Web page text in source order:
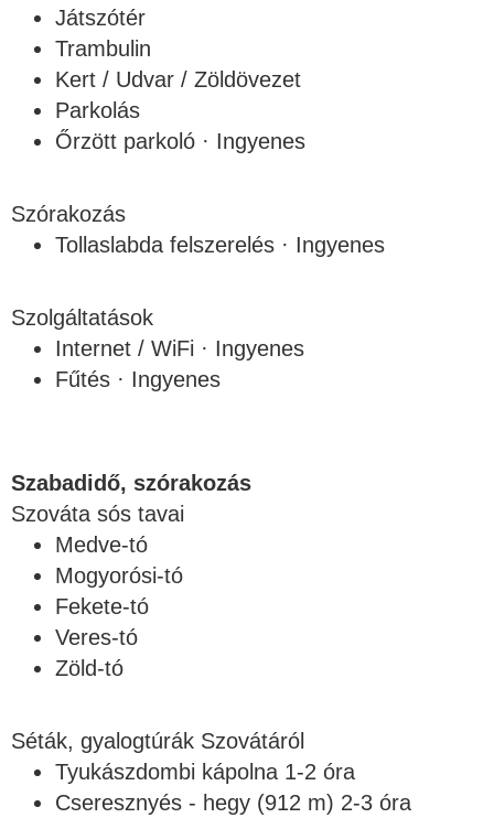
Játszótér
Trambulin
Kert / Udvar / Zöldövezet
Parkolás
Őrzött parkoló · Ingyenes
Szórakozás
Tollaslabda felszerelés · Ingyenes
Szolgáltatások
Internet / WiFi · Ingyenes
Fűtés · Ingyenes
Szabadidő, szórakozás
Szováta sós tavai
Medve-tó
Mogyorósi-tó
Fekete-tó
Veres-tó
Zöld-tó
Séták, gyalogtúrák Szovátáról
Tyukászdombi kápolna 1-2 óra
Cseresznyés - hegy (912 m) 2-3 óra